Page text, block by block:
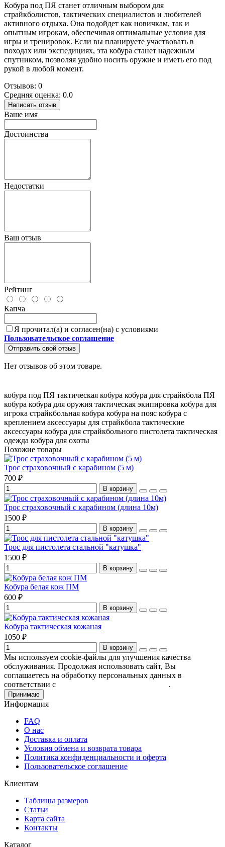
Кобура под ПЯ станет отличным выбором для
страйкболистов, тактических специалистов и любителей
активного отдыха. Она подойдет как новичкам, так и
опытным игрокам, обеспечивая оптимальные условия для
игры и тренировок. Если вы планируете участвовать в
походах или экспедициях, эта кобура станет надежным
спутником, позволяя удобно носить оружие и иметь его под
рукой в любой момент.
Отзывов: 0
Средняя оценка: 0.0
Написать отзыв
Ваше имя
Достоинства
Недостатки
Ваш отзыв
Рейтинг
Капча
Я прочитал(а) и согласен(на) с условиями
Пользовательское соглашение
Отправить свой отзыв
Нет отзывов об этом товаре.
кобура под ПЯ тактическая кобура кобура для страйкбола ПЯ
кобура кобура для оружия тактическая экипировка кобура для
игрока страйкбольная кобура кобура на пояс кобура с
креплением аксессуары для страйкбола тактические
аксессуары кобура для страйкбольного пистолета тактическая
одежда кобура для охоты
Похожие товары
Трос страховочный с карабином (5 м)
700 ₽
В корзину
Трос страховочный с карабином (длина 10м)
1500 ₽
В корзину
Трос для пистолета стальной "катушка"
1500 ₽
В корзину
Кобура белая кож ПМ
600 ₽
В корзину
Кобура тактическая кожаная
1050 ₽
В корзину
Мы используем cookie-файлы для улучшения качества
обслуживания. Продолжая использовать сайт, Вы
соглашаетесь на обработку персональных данных в
соответствии с
.
Принимаю
Информация
FAQ
О нас
Доставка и оплата
Условия обмена и возврата товара
Политика конфиденциальности и оферта
Пользовательское соглашение
Клиентам
Таблицы размеров
Статьи
Карта сайта
Контакты
Каталог